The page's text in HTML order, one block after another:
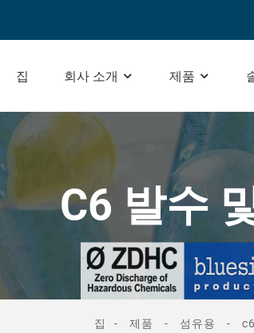
집 회사 소개 제품
C6 발수
집 제품 섬유용